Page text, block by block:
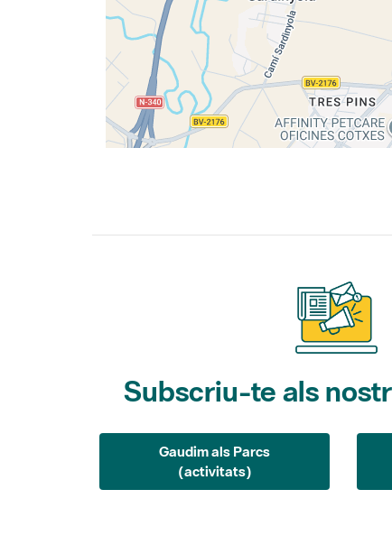
Subscriu-te als
Gaudim als Parcs
(activitats)